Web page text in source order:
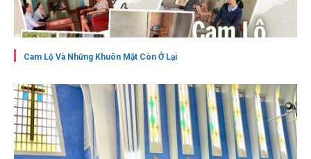
Cam Lộ Và Những Khuôn Mặt Còn Ở Lại